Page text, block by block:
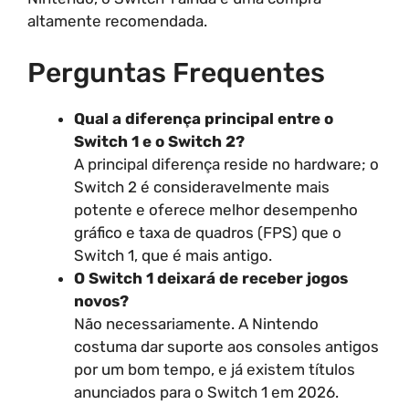
altamente recomendada.
Perguntas Frequentes
Qual a diferença principal entre o
Switch 1 e o Switch 2?
A principal diferença reside no hardware; o
Switch 2 é consideravelmente mais
potente e oferece melhor desempenho
gráfico e taxa de quadros (FPS) que o
Switch 1, que é mais antigo.
O Switch 1 deixará de receber jogos
novos?
Não necessariamente. A Nintendo
costuma dar suporte aos consoles antigos
por um bom tempo, e já existem títulos
anunciados para o Switch 1 em 2026.